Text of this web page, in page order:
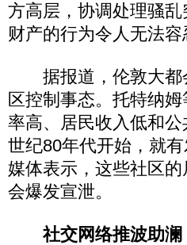
方高层，协调处理骚
财产的行为令人无法容
据报道，伦敦大都
区控制事态。托特纳
率高、居民收入低和
世纪80年代开始，就
媒体表示，这些社区
会爆发宣泄。
社交网络推波助澜